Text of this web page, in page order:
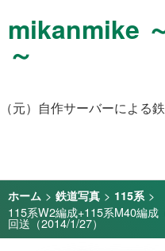
mikanmike
～
（元）自作サーバーによる
ホーム > 鉄道写真 > 115系 >
115系W2編成+115系M40編成
回送（2014/1/27）